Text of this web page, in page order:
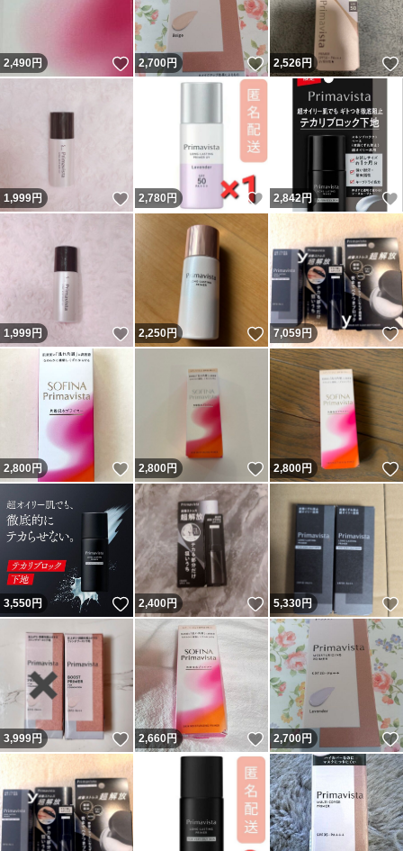
2,490円 いいね！
2,700円 いいね！
2,526円
1,999円 いいね！
2,780 円 いいね！
2,842円
1,999円 いいね！
2,250円 いいね！
7,059円
2,800円 いいね！
2,800円 いいね！
2,800円
3,550円 いいね！
2,400円 いいね！
5,330円
3,999円 いいね！
2,660円 いいね！
2,700円